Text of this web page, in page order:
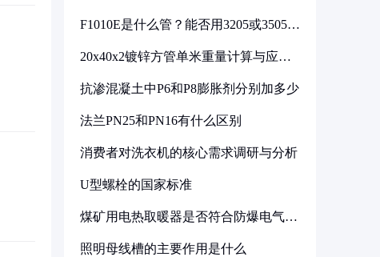
F1010E是什么管？能否用3205或3505代
20x40x2镀锌方管单米重量计算与应用
抗渗混凝土中P6和P8膨胀剂分别加多少
法兰PN25和PN16有什么区别
消费者对洗衣机的核心需求调研与分析
U型螺栓的国家标准
煤矿用电热取暖器是否符合防爆电气设
照明母线槽的主要作用是什么